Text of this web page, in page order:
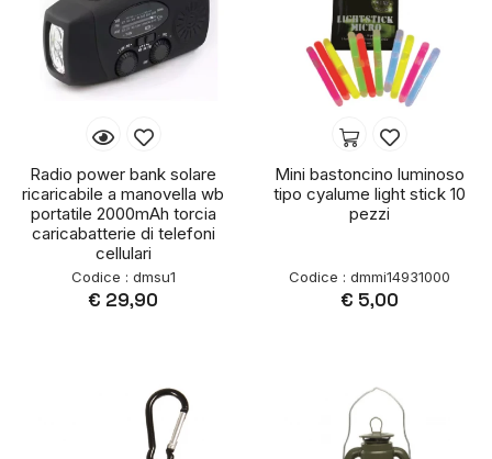
Radio power bank solare
ricaricabile a manovella wb
portatile 2000mAh torcia
caricabatterie di telefoni
cellulari
Codice : dmsu1
€ 29,90
Mini bastoncino luminoso
tipo cyalume light stick 10
pezzi
Codice : dmmi14931000
€ 5,00